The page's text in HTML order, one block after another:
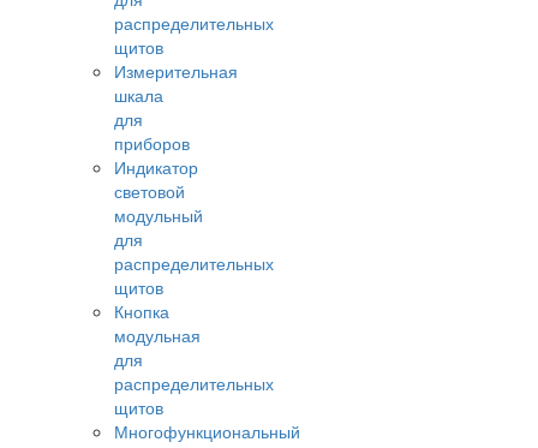
распределительных
щитов
Измерительная
шкала
для
приборов
Индикатор
световой
модульный
для
распределительных
щитов
Кнопка
модульная
для
распределительных
щитов
Многофункциональный